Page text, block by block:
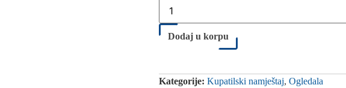
Dodaj u korpu
Kategorije: Kupatilski namještaj, Ogledala